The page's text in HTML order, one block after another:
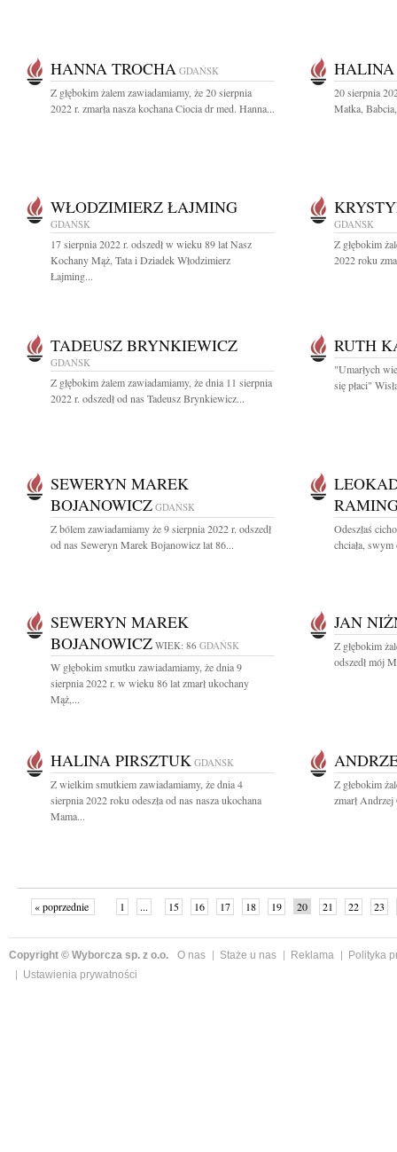
HANNA TROCHA GDAŃSK
Z głębokim żalem zawiadamiamy, że 20 sierpnia
2022 r. zmarła nasza kochana Ciocia dr med. Hanna...
20 sierpnia
Matka,
WŁODZIMIERZ ŁAJMING
GDAŃSK
17 sierpnia 2022 r. odszedł w wieku 89 lat Nasz
Kochany Mąż, Tata i Dziadek Włodzimierz
Łajming...
GDAŃSK
Z głębokim
2022 roku
TADEUSZ BRYNKIEWICZ
GDAŃSK
Z głębokim żalem zawiadamiamy, że dnia 11 sierpnia
2022 r. odszedł od nas Tadeusz Brynkiewicz...
RUTH
"Umarłych
się płaci"
SEWERYN MAREK
BOJANOWICZ GDAŃSK
Z bólem zawiadamiamy że 9 sierpnia 2022 r. odszedł
od nas Seweryn Marek Bojanowicz lat 86...
Odeszłaś
chciała,
SEWERYN MAREK
BOJANOWICZ WIEK: 86 GDAŃSK
W głębokim smutku zawiadamiamy, że dnia 9
sierpnia 2022 r. w wieku 86 lat zmarł ukochany
Mąż,...
JAN
Z głębokim
odszedł mój
HALINA PIRSZTUK GDAŃSK
Z wielkim smutkiem zawiadamiamy, że dnia 4
sierpnia 2022 roku odeszła od nas nasza ukochana
Mama...
Z głebokim
zmarł
« poprzednie 1 ... 15 16 17 18 19 20 21 22
23
Copyright © Wyborcza sp. z o.o. O nas Staże u nas Reklama
Polityka
Ustawienia prywatności